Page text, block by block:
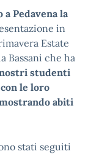
Pedavena la
in
Estate
Bassani che ha
studenti
le loro
abiti
stati seguiti